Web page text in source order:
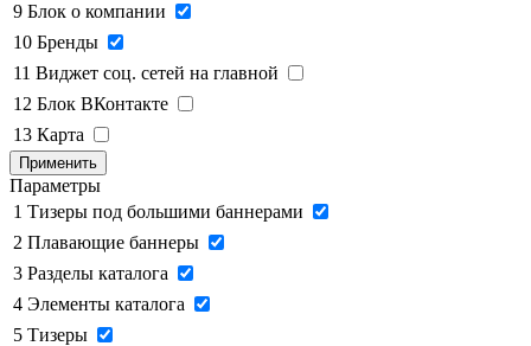
9 Блок о компании
10 Бренды
11 Виджет соц. сетей на главной
12 Блок ВКонтакте
13 Карта
Применить
Параметры
1 Тизеры под большими баннерами
2 Плавающие баннеры
3 Разделы каталога
4 Элементы каталога
5 Тизеры